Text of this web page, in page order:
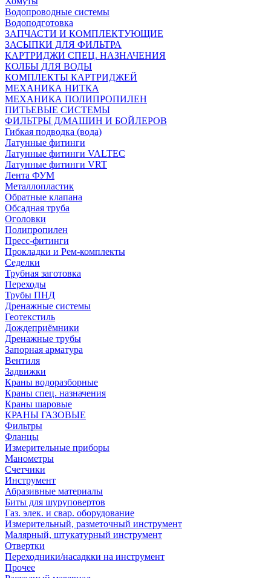
Водопроводные системы
Водоподготовка
ЗАПЧАСТИ И КОМПЛЕКТУЮЩИЕ
ЗАСЫПКИ ДЛЯ ФИЛЬТРА
КАРТРИДЖИ СПЕЦ. НАЗНАЧЕНИЯ
КОЛБЫ ДЛЯ ВОДЫ
КОМПЛЕКТЫ КАРТРИДЖЕЙ
МЕХАНИКА НИТКА
МЕХАНИКА ПОЛИПРОПИЛЕН
ПИТЬЕВЫЕ СИСТЕМЫ
ФИЛЬТРЫ Д/МАШИН И БОЙЛЕРОВ
Гибкая подводка (вода)
Латунные фитинги
Латунные фитинги VALTEC
Латунные фитинги VRT
Лента ФУМ
Металлопластик
Обратные клапана
Обсадная труба
Оголовки
Полипропилен
Пресс-фитинги
Прокладки и Рем-комплекты
Седелки
Трубная заготовка
Переходы
Трубы ПНД
Дренажные системы
Геотекстиль
Дождеприёмники
Дренажные трубы
Запорная арматура
Вентиля
Задвижки
Краны водоразборные
Краны спец. назначения
Краны шаровые
КРАНЫ ГАЗОВЫЕ
Фильтры
Фланцы
Измерительные приборы
Манометры
Счетчики
Инструмент
Абразивные материалы
Биты для шуруповертов
Газ. элек. и свар. оборудование
Измерительный, разметочный инструмент
Малярный, штукатурный инструмент
Отвертки
Переходники/насадкки на инструмент
Прочее